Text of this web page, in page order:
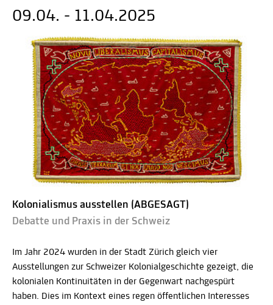
09.04. - 11.04.2025
Kolonialismus ausstellen (ABGESAGT)
Debatte und Praxis in der Schweiz
Im Jahr 2024 wurden in der Stadt Zürich gleich vier
Ausstellungen zur Schweizer Kolonialgeschichte gezeigt, die
kolonialen Kontinuitäten in der Gegenwart nachgespürt
haben. Dies im Kontext eines regen öffentlichen Interesses